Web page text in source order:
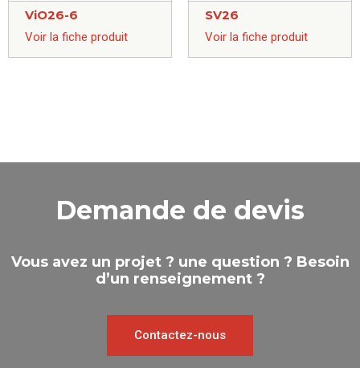
ViO26-6
Voir la fiche produit
SV26
Voir la fiche produit
Demande de devis
Vous avez un projet ? une question ? Besoin
d’un renseignement ?
Contactez-nous